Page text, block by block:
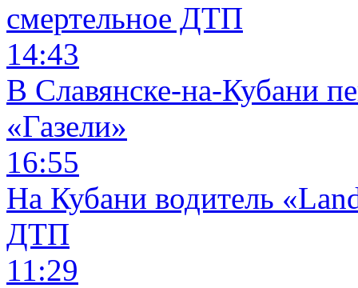
смертельное ДТП
14:43
В Славянске-на-Кубани
«Газели»
16:55
На Кубани водитель
ДТП
11:29